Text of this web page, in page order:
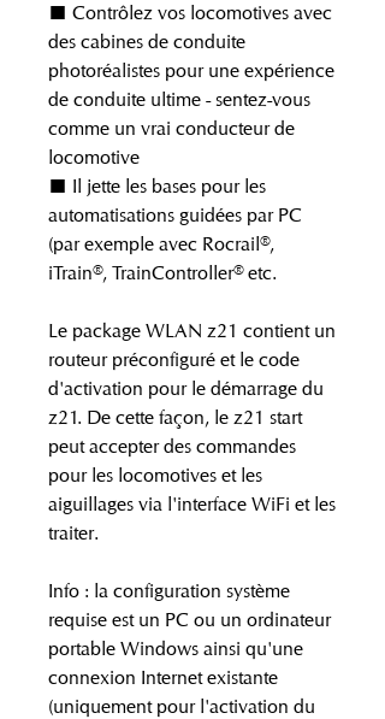
■ Contrôlez vos locomotives avec
des cabines de conduite
photoréalistes pour une expérience
de conduite ultime - sentez-vous
comme un vrai conducteur de
locomotive
■ Il jette les bases pour les
automatisations guidées par PC
(par exemple avec Rocrail®,
iTrain®, TrainController® etc.
Le package WLAN z21 contient un
routeur préconfiguré et le code
d'activation pour le démarrage du
z21. De cette façon, le z21 start
peut accepter des commandes
pour les locomotives et les
aiguillages via l'interface WiFi et les
traiter.
Info : la configuration système
requise est un PC ou un ordinateur
portable Windows ainsi qu'une
connexion Internet existante
(uniquement pour l'activation du